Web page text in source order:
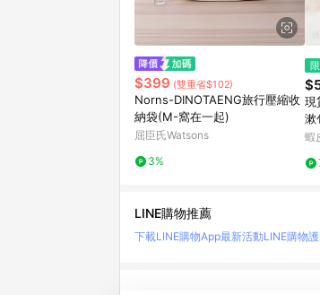
$399 (雙重省$102)
Norns-DINOTAENG旅行壓縮收
納袋(M-窩在一起)
屈臣氏Watsons
3%
現
漱
化
蝦
LINE購物推薦
下載LINE購物App最新活動LINE購物